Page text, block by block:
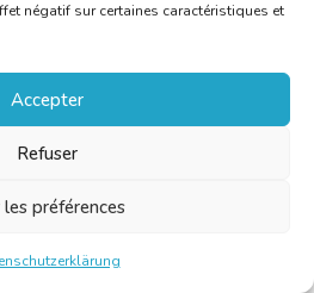
négatif sur certaines caractéristiques et
Accepter
Refuser
les préférences
validité à cette date.
restent valides jusqu’au
2027.
4 juillet 2016 de la
.Cela leur permettra de